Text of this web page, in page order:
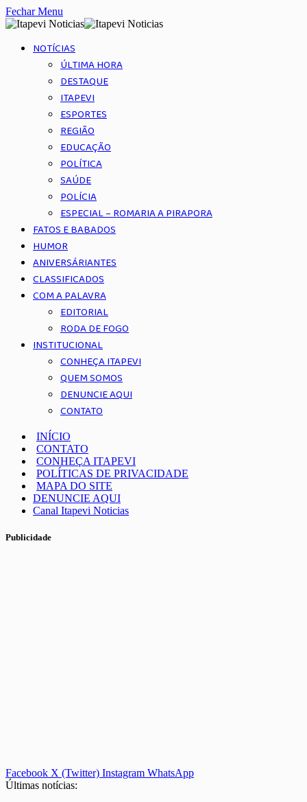
Fechar Menu
NOTÍCIAS
ÚLTIMA HORA
DESTAQUE
ITAPEVI
ESPORTES
REGIÃO
EDUCAÇÃO
POLÍTICA
SAÚDE
POLÍCIA
ESPECIAL – ROMARIA A PIRAPORA
FATOS E BABADOS
HUMOR
ANIVERSÁRIANTES
CLASSIFICADOS
COM A PALAVRA
EDITORIAL
RODA DE FOGO
INSTITUCIONAL
CONHEÇA ITAPEVI
QUEM SOMOS
DENUNCIE AQUI
CONTATO
INÍCIO
CONTATO
CONHEÇA ITAPEVI
POLÍTICAS DE PRIVACIDADE
MAPA DO SITE
DENUNCIE AQUI
Canal Itapevi Noticias
Publicidade
Facebook X (Twitter) Instagram WhatsApp
Últimas notícias: